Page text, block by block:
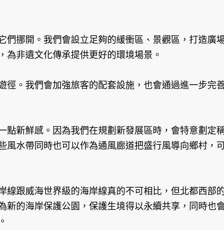
挪開。我們會設立足夠的緩衝區、景觀區，打造廣
非遺文化傳承提供更好的環境場景。
。我們會加強旅客的配套設施，也會通過進一步完
鮮感。因為我們在規劃新發展區時，會特意劃定
水帶同時也可以作為通風廊道把盛行風導向鄉村，
威海世界級的海岸線真的不可相比，但北都西部
的海岸保護公園，保護生境得以永續共享，同時也